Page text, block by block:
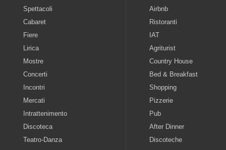
Spettacoli
Cabaret
Fiere
Lirica
Mostre
Concerti
Incontri
Mercati
Intrattenimento
Discoteca
Teatro-Danza
Airbnb
Ristoranti
IAT
Agriturist
Country House
Bed & Breakfast
Shopping
Pizzerie
Pub
After Dinner
Discoteche